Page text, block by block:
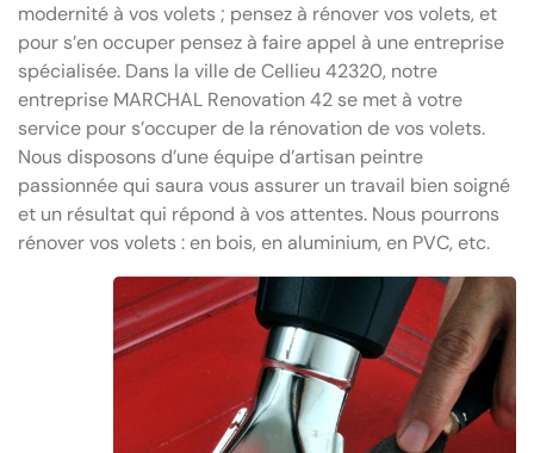
modernité à vos volets ; pensez à rénover vos volets, et
pour s’en occuper pensez à faire appel à une entreprise
spécialisée. Dans la ville de Cellieu 42320, notre
entreprise MARCHAL Renovation 42 se met à votre
service pour s’occuper de la rénovation de vos volets.
Nous disposons d’une équipe d’artisan peintre
passionnée qui saura vous assurer un travail bien soigné
et un résultat qui répond à vos attentes. Nous pourrons
rénover vos volets : en bois, en aluminium, en PVC, etc.